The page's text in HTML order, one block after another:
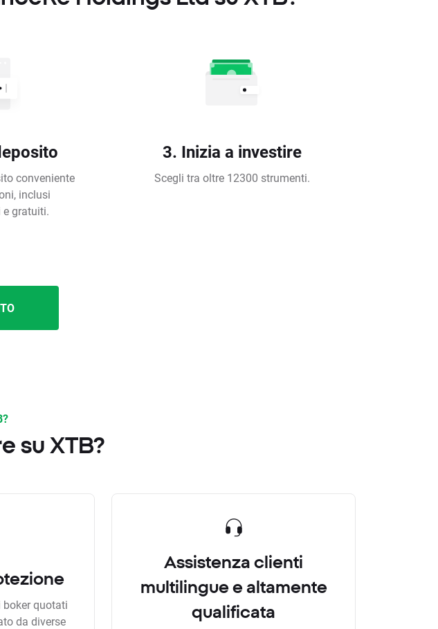
conveniente
inclusi
gratuiti.
3. Inizia a investire
Scegli tra oltre 12300 strumenti.
su XTB?
quotati
da diverse
Assistenza clienti
multilingue e altamente
qualificata